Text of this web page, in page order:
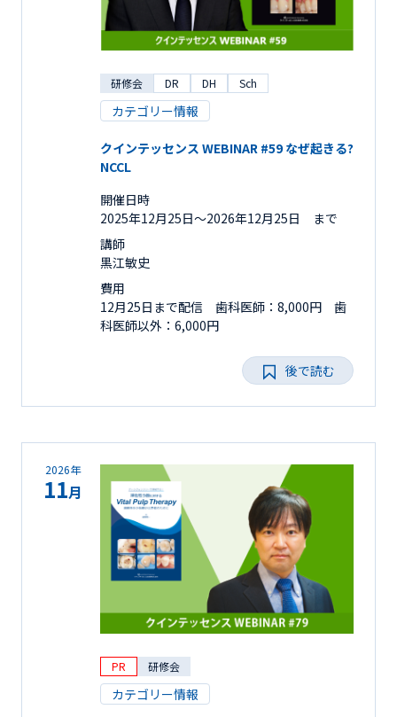
研修会 DR DH Sch
カテゴリー情報
クインテッセンス WEBINAR #59 なぜ起きる?
NCCL
開催日時
2025年12月25日〜2026年12月25日 まで
講師
黒江敏史
費用
12月25日まで配信 歯科医師：8,000円 歯
科医師以外：6,000円
後で読む
2026年
11月
PR 研修会
カテゴリー情報